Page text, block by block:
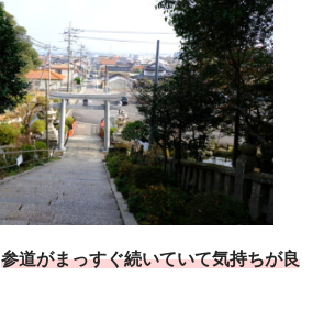
参道がまっすぐ続いていて気持ちが良